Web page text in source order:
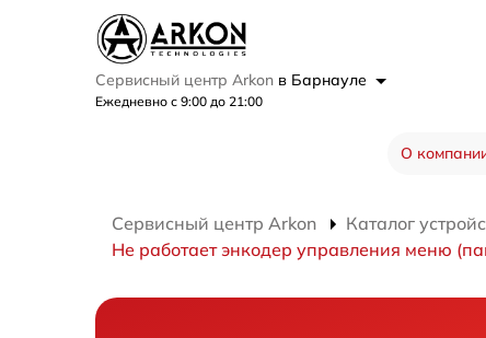
Сервисный центр Arkon в Барнауле
Ежедневно с 9:00 до 21:00
О
Сервисный центр Arkon Каталог
Не работает энкодер управления меню